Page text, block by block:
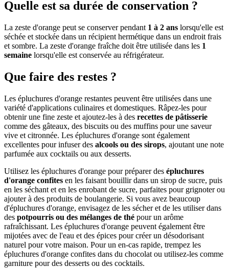
Quelle est sa durée de conservation ?
La zeste d'orange peut se conserver pendant 1 à 2 ans lorsqu'elle est
séchée et stockée dans un récipient hermétique dans un endroit frais
et sombre. La zeste d'orange fraîche doit être utilisée dans les 1
semaine lorsqu'elle est conservée au réfrigérateur.
Que faire des restes ?
Les épluchures d'orange restantes peuvent être utilisées dans une
variété d'applications culinaires et domestiques. Râpez-les pour
obtenir une fine zeste et ajoutez-les à des recettes de pâtisserie
comme des gâteaux, des biscuits ou des muffins pour une saveur
vive et citronnée. Les épluchures d'orange sont également
excellentes pour infuser des alcools ou des sirops, ajoutant une note
parfumée aux cocktails ou aux desserts.
Utilisez les épluchures d'orange pour préparer des épluchures
d'orange confites en les faisant bouillir dans un sirop de sucre, puis
en les séchant et en les enrobant de sucre, parfaites pour grignoter ou
ajouter à des produits de boulangerie. Si vous avez beaucoup
d'épluchures d'orange, envisagez de les sécher et de les utiliser dans
des potpourris ou des mélanges de thé pour un arôme
rafraîchissant. Les épluchures d'orange peuvent également être
mijotées avec de l'eau et des épices pour créer un désodorisant
naturel pour votre maison. Pour un en-cas rapide, trempez les
épluchures d'orange confites dans du chocolat ou utilisez-les comme
garniture pour des desserts ou des cocktails.